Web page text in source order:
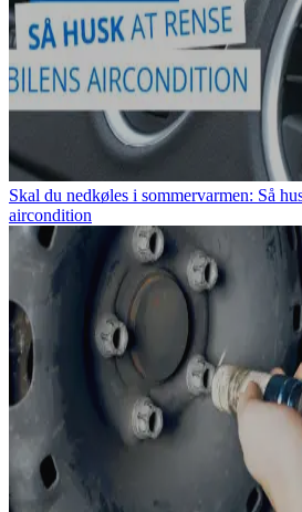
Skal du nedkøles i sommervarmen: Så
aircondition